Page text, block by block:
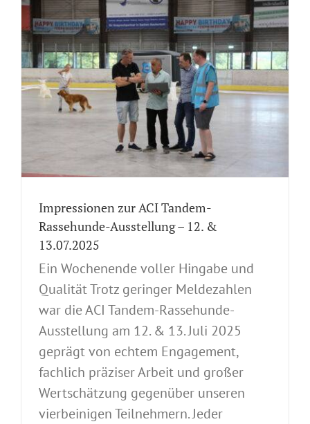
Impressionen zur ACI Tandem-
Rassehunde-Ausstellung – 12. &
13.07.2025
Ein Wochenende voller Hingabe und
Qualität Trotz geringer Meldezahlen
war die ACI Tandem-Rassehunde-
Ausstellung am 12. & 13. Juli 2025
geprägt von echtem Engagement,
fachlich präziser Arbeit und großer
Wertschätzung gegenüber unseren
vierbeinigen Teilnehmern. Jeder